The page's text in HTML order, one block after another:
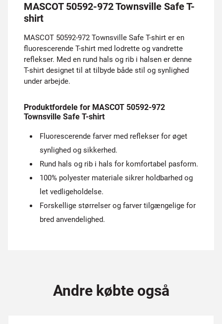
MASCOT 50592-972 Townsville Safe T-
shirt
MASCOT 50592-972 Townsville Safe T-shirt er en
fluorescerende T-shirt med lodrette og vandrette
reflekser. Med en rund hals og rib i halsen er denne
T-shirt designet til at tilbyde både stil og synlighed
under arbejde.
Produktfordele for MASCOT 50592-972
Townsville Safe T-shirt
Fluorescerende farver med reflekser for øget
synlighed og sikkerhed.
Rund hals og rib i hals for komfortabel pasform.
100% polyester materiale sikrer holdbarhed og
let vedligeholdelse.
Forskellige størrelser og farver tilgængelige for
bred anvendelighed.
Andre købte også